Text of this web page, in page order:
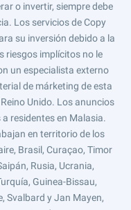
o invertir, siempre debe
Los servicios de Copy
su inversión debido a la
riesgos implícitos no le
un especialista externo
de márketing de esta
Unido. Los anuncios
residentes en Malasia.
en territorio de los
Brasil, Curaçao, Timor
Rusia, Ucrania,
Guinea-Bissau,
Svalbard y Jan Mayen,